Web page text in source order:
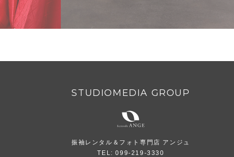
STUDIOMEDIA GROUP
振袖レンタル＆フォト専門店 アンジュ
TEL: 099-219-3330